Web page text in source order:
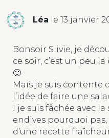
Léa le 13 janvier
Bonsoir Slivie, je
ce soir, c’est un peu
🙂
Mais je suis contente
l’idée de faire une
! je suis fâchée avec
endives pourquoi
d’une recette